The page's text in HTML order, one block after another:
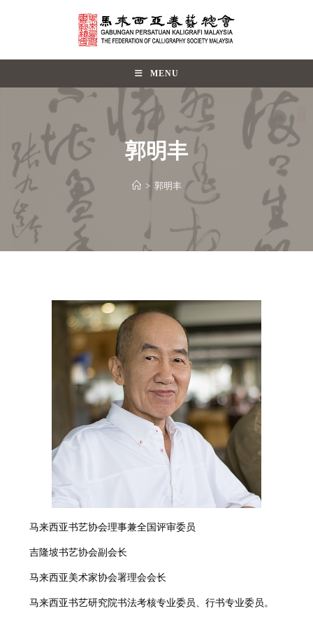
MENU
郭明丰
> 郭明丰
马来西亚书艺协会理事兼全国评审委员
吉隆坡书艺协会副会长
马来西亚美术家协会署理会会长
马来西亚书艺研究院书法考核专业委员、行书专业委员。